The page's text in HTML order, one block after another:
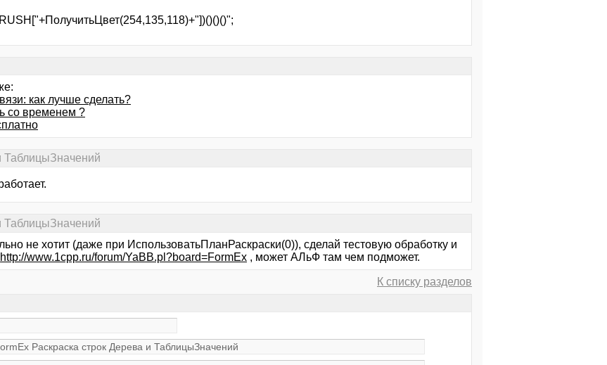
как лучше сделать?
со временем ?
ТаблицыЗначений
ТаблицыЗначений
не хотит (даже при ИспользоватьПланРаскраски(0)), сделай тестовую обработку и
http://www.1cpp.ru/forum/YaBB.pl?board=FormEx , может АЛьФ там чем подможет.
К списку разделов